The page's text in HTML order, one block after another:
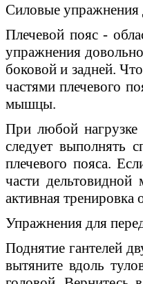
Силовые упражнения
Плечевой пояс -
упражнения
боковой и задней.
частями плечевого
мышцы.
При любой нагрузке
следует выполнять
плечевого пояса.
части
активная тренировка
Упражнения для
Поднятие гантелей
вытяните вдоль